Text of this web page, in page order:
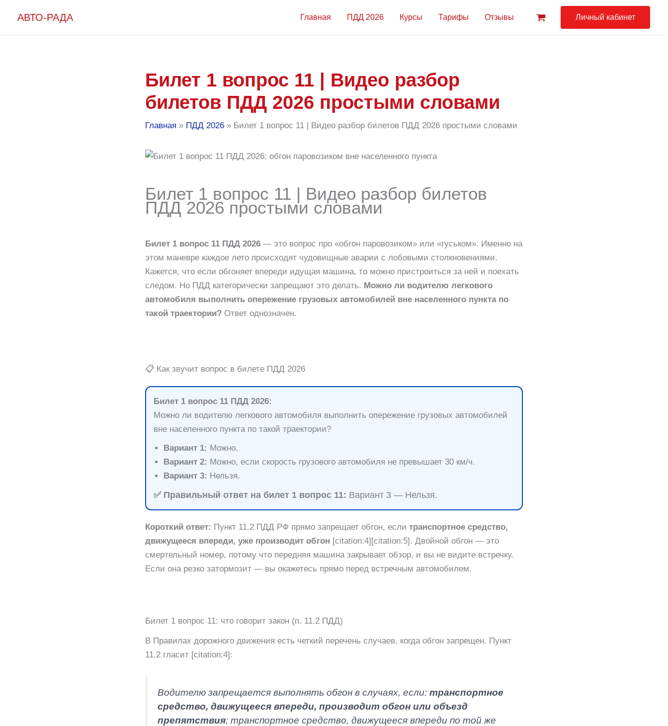
АВТО-РАДА Главная ПДД 2026 Курсы Тарифы Отзывы Личный кабинет
Билет 1 вопрос 11 | Видео разбор
билетов ПДД 2026 простыми словами
Главная ПДД 2026 Билет 1 вопрос 11 | Видео разбор билетов ПДД 2026 простыми словами
Билет 1 вопрос 11 | Видео разбор билетов
ПДД 2026 простыми словами
Билет 1 вопрос 11 ПДД 2026 — это вопрос про «обгон паровозиком» или «гуськом». Именно на
этом маневре каждое лето происходят чудовищные аварии с лобовыми столкновениями.
Кажется, что если обгоняет впереди идущая машина, то можно пристроиться за ней и поехать
следом. Но ПДД категорически запрещают это делать. Можно ли водителю легкового
автомобиля выполнить опережение грузовых автомобилей вне населенного пункта по
такой траектории? Ответ однозначен.
📋 Как звучит вопрос в билете ПДД 2026
Билет 1 вопрос 11 ПДД 2026:
Можно ли водителю легкового автомобиля выполнить опережение грузовых автомобилей
вне населенного пункта по такой траектории?
Вариант 1: Можно.
Вариант 2: Можно, если скорость грузового автомобиля не превышает 30 км/ч.
Вариант 3: Нельзя.
✅ Правильный ответ на билет 1 вопрос 11: Вариант 3 — Нельзя.
Короткий ответ: Пункт 11.2 ПДД РФ прямо запрещает обгон, если транспортное средство,
движущееся впереди, уже производит обгон [citation:4][citation:5]. Двойной обгон — это
смертельный номер, потому что передняя машина закрывает обзор, и вы не видите встречку.
Если она резко затормозит — вы окажетесь прямо перед встречным автомобилем.
Билет 1 вопрос 11: что говорит закон (п. 11.2 ПДД)
В Правилах дорожного движения есть четкий перечень случаев, когда обгон запрещен. Пункт
11.2 гласит [citation:4]:
Водителю запрещается выполнять обгон в случаях, если: транспортное
средство, движущееся впереди, производит обгон или объезд
препятствия; транспортное средство, движущееся впереди по той же